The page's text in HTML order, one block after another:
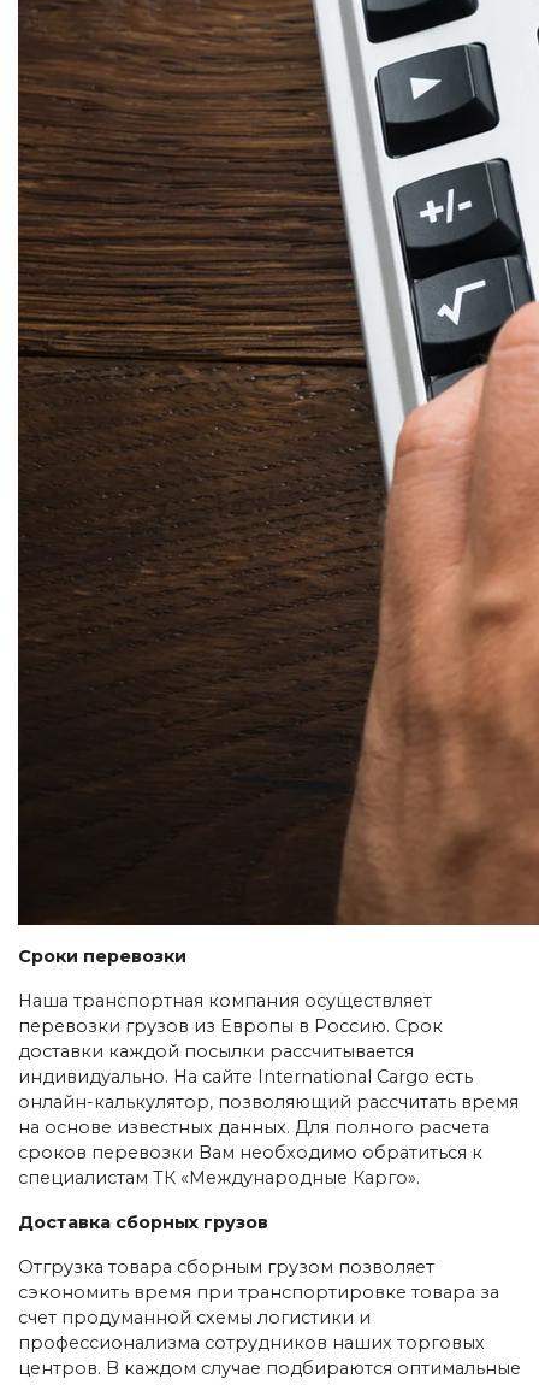
Cроки перевозки
Наша транспортная компания осуществляет
перевозки грузов из Европы в Россию. Срок
доставки каждой посылки рассчитывается
индивидуально. На сайте International Cargo есть
онлайн-калькулятор, позволяющий рассчитать время
на основе известных данных. Для полного расчета
сроков перевозки Вам необходимо обратиться к
специалистам ТК «Международные Карго».
Доставка сборных грузов
Отгрузка товара сборным грузом позволяет
сэкономить время при транспортировке товара за
счет продуманной схемы логистики и
профессионализма сотрудников наших торговых
центров. В каждом случае подбираются оптимальные